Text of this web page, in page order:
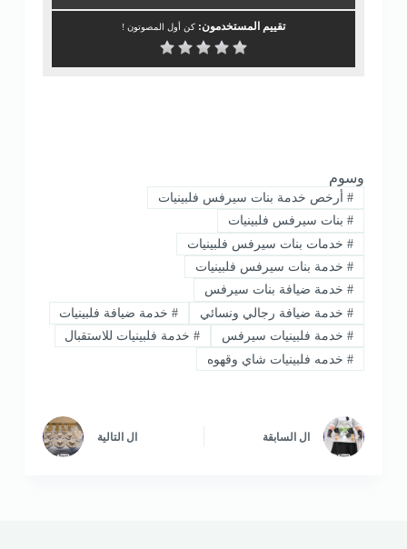
تقييم المستخدمون: كن أول المصوتون !
وسوم
#أرخص خدمة بنات سيرفس فلبينيات
#بنات سيرفس فلبينيات
#خدمات بنات سيرفس فلبينيات
#خدمة بنات سيرفس فلبينيات
#خدمة ضيافة بنات سيرفس
#خدمة ضيافة رجالي ونسائي #خدمة ضيافة فلبينيات
#خدمة فلبينيات سيرفس #خدمة فلبينيات للاستقبال
#خدمه فلبينيات شاي وقهوه
ال السابقة ال التالية